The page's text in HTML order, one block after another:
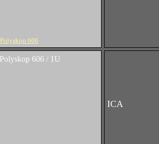
Polyskop 606
ICA